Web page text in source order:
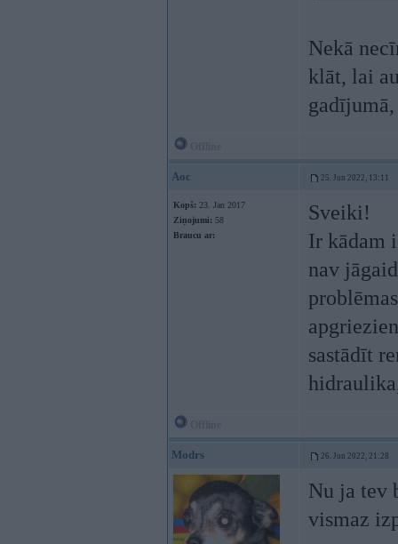
Nekā
klāt, lai
Aoc 25. Jun 2022, 13:11
Kopš: 23. Jan 2017
Ziņojumi: 58
Braucu ar:
Sveiki!
Ir kādam
nav
sastādīt
Modrs 26. Jun 2022, 21:28
Nu ja tev
vismaz